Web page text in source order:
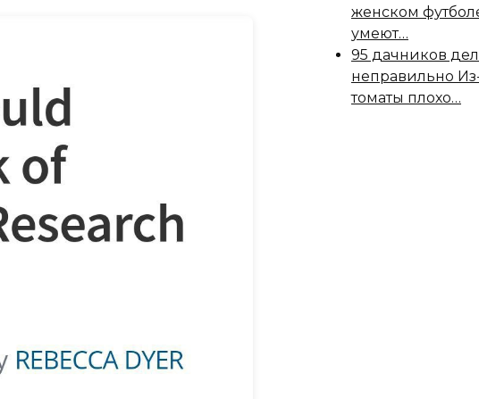
женском
умеют…
95 дачников
неправильно Из-
томаты плохо…